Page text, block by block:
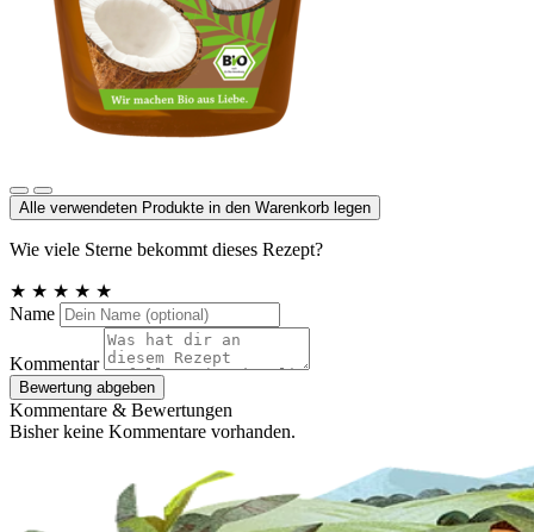
Alle verwendeten Produkte in den Warenkorb legen
Wie viele Sterne bekommt dieses Rezept?
★ ★ ★ ★ ★
Name
Kommentar
Bewertung abgeben
Kommentare & Bewertungen
Bisher keine Kommentare vorhanden.